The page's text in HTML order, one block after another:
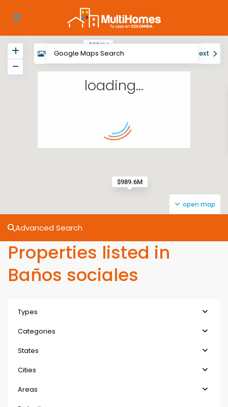
$556M
$989.6M
loading...
open map
View My Location Next
Advanced Search
Properties listed in
Baños sociales
Types
Categories
States
Cities
Areas